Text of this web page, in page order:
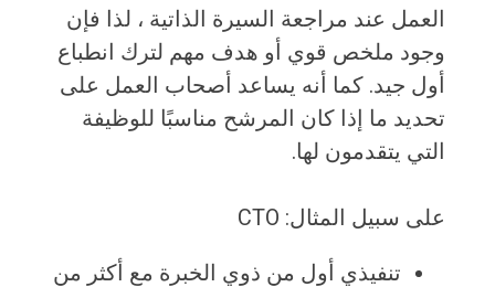
العمل عند مراجعة السيرة الذاتية ، لذا فإن
وجود ملخص قوي أو هدف مهم لترك انطباع
أول جيد. كما أنه يساعد أصحاب العمل على
تحديد ما إذا كان المرشح مناسبًا للوظيفة
التي يتقدمون لها.
على سبيل المثال: CTO
تنفيذي أول من ذوي الخبرة مع أكثر من